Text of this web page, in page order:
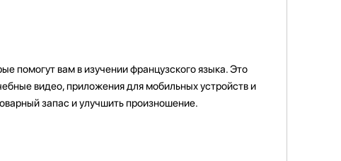
помогут вам в изучении французского языка. Это
видео, приложения для мобильных устройств и
запас и улучшить произношение.